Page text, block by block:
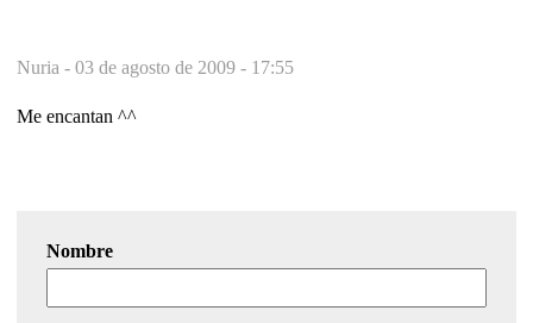
Nuria - 03 de agosto de 2009 - 17:55
Me encantan ^^
Nombre